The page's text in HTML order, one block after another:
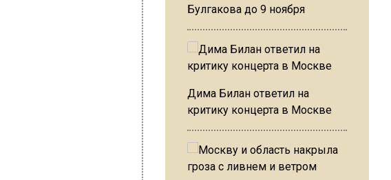
Булгакова до 9 ноября
Дима Билан ответил на
критику концерта в Москве